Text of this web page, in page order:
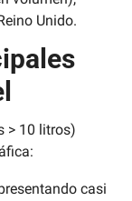
Unido.
> 10 litros)
casi